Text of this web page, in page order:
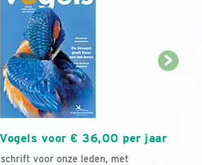
voor € 36,00 per jaar
voor onze leden, met